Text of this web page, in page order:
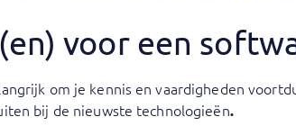
voor een
om je kennis en vaardigheden
bij de nieuwste technologieën.